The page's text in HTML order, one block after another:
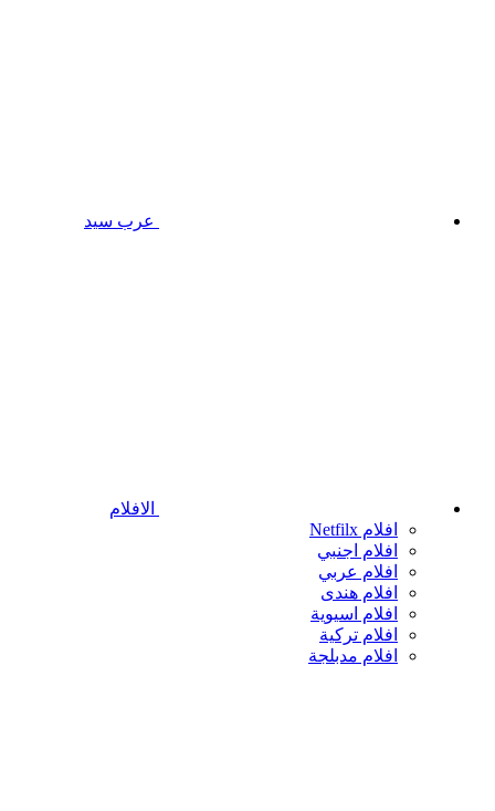
عرب سيد
الافلام
افلام Netfilx
افلام اجنبي
افلام عربي
افلام هندى
افلام اسيوية
افلام تركية
افلام مدبلجة